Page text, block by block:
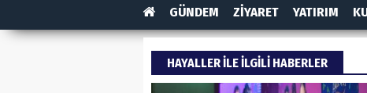
GÜNDEM ZİYARET YATIRIM
HAYALLER ILE ILGILI HABERLER